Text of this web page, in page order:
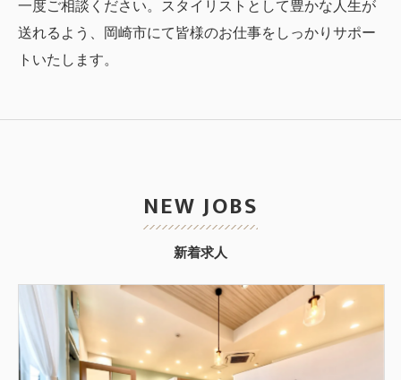
一度ご相談ください。スタイリストとして豊かな人生が
送れるよう、岡崎市にて皆様のお仕事をしっかりサポー
トいたします。
新着求人
NEW JOBS